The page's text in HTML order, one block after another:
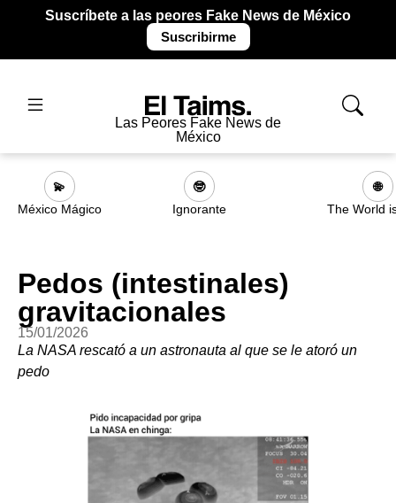
Suscríbete a las peores Fake News de México
Suscribirme
Las Peores Fake News de
México
💫
México Mágico
🤓
Ignorante
🌐
The World
Pedos (intestinales)
gravitacionales
15/01/2026
La NASA rescató a un astronauta al que se le atoró un
pedo